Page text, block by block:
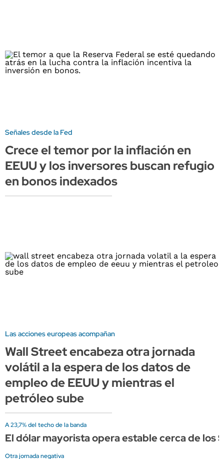
Señales desde la Fed
Crece el temor por la inflación en
EEUU y los inversores buscan refugio
en bonos indexados
Las acciones europeas acompañan
Wall Street encabeza otra jornada
volátil a la espera de los datos de
empleo de EEUU y mientras el
petróleo sube
A 23,7% del techo de la banda
El dólar mayorista opera estable cerca de los
Otra jornada negativa